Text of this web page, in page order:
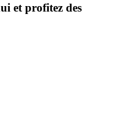
et profitez des